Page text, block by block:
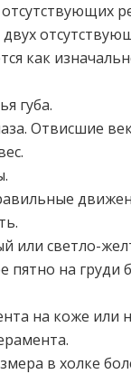
как
губа.
Отвисшие
или светло-
пятно на груди
на коже или
в холке